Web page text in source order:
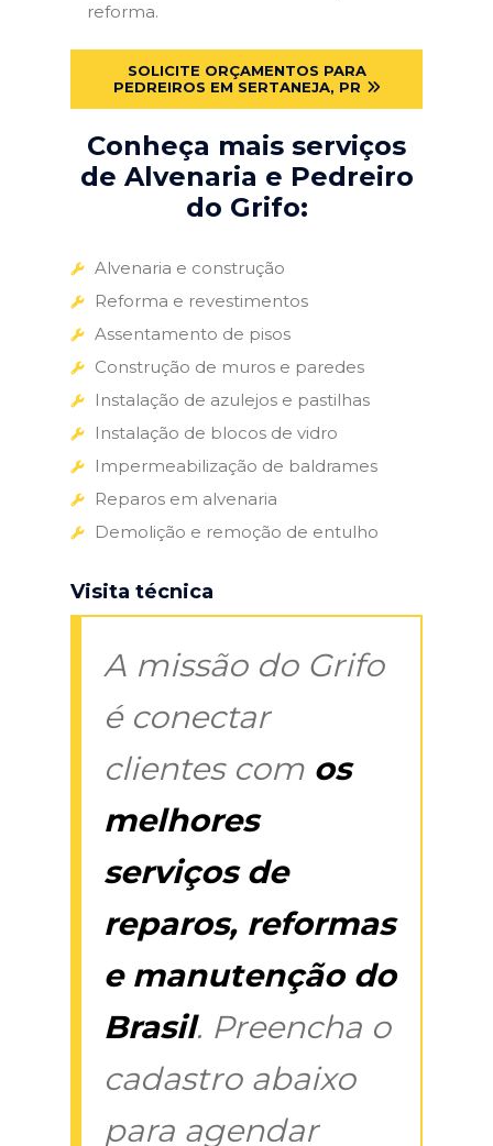
reforma.
SOLICITE ORÇAMENTOS PARA
PEDREIROS EM SERTANEJA, PR
Conheça mais serviços
de Alvenaria e Pedreiro
do Grifo:
Alvenaria e construção
Reforma e revestimentos
Assentamento de pisos
Construção de muros e paredes
Instalação de azulejos e pastilhas
Instalação de blocos de vidro
Impermeabilização de baldrames
Reparos em alvenaria
Demolição e remoção de entulho
Visita técnica
A missão do Grifo
é conectar
clientes com os
melhores
serviços de
reparos, reformas
e manutenção do
Brasil. Preencha o
cadastro abaixo
para agendar